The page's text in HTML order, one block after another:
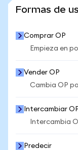
Formas de
Comprar OP
Empieza en
Vender OP
Cambia OP
Intercambiar
Intercambia
Predecir